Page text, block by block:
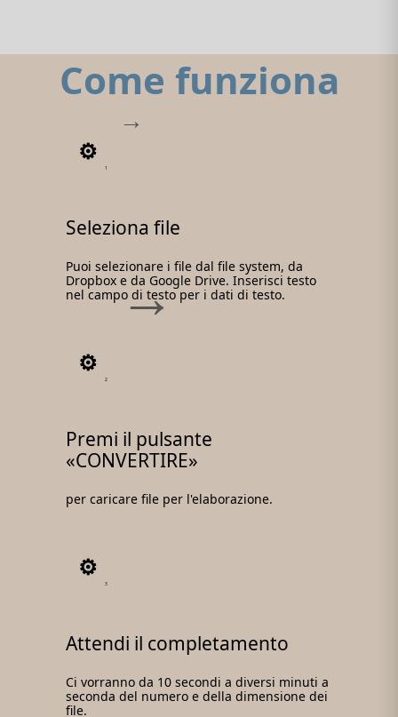
Come funziona
1
Seleziona file
Puoi selezionare i file dal file system, da
Dropbox e da Google Drive. Inserisci testo
nel campo di testo per i dati di testo.
2
Premi il pulsante
«CONVERTIRE»
per caricare file per l'elaborazione.
3
Attendi il completamento
Ci vorranno da 10 secondi a diversi minuti a
seconda del numero e della dimensione dei
file.